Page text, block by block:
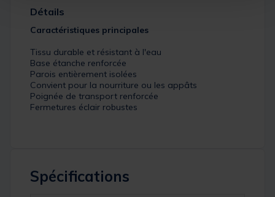
Détails
Caractéristiques principales
Tissu durable et résistant à l'eau
Base étanche renforcée
Parois entièrement isolées
Convient pour la nourriture ou les appâts
Poignée de transport renforcée
Fermetures éclair robustes
Spécifications